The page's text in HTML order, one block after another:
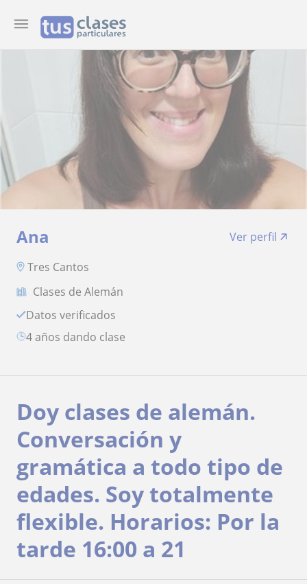
Ana
Ver perfil
Tres Cantos
Clases de Alemán
Datos verificados
4 años dando clase
Doy clases de alemán.
Conversación y
gramática a todo tipo de
edades. Soy totalmente
flexible. Horarios: Por la
tarde 16:00 a 21